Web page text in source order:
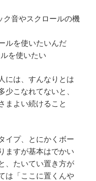
ク音やスクロールの機
ルを使いたいんだ
を使いたい
には、すんなりとは
少こなれてないと、
まよい続けること
イプ、とにかくボー
ますが基本はでかい
、たいてい置き方が
は「ここに置くんや